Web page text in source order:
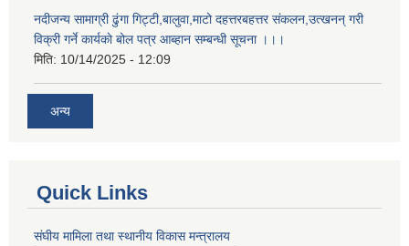
नदीजन्य सामाग्री ढुंगा गिट्टी,बालुवा,माटो दहत्तरबहत्तर संकलन,उत्खनन् गरी
विक्री गर्ने कार्यकाे बोल पत्र आब्हान सम्बन्धी सूचना ।।।
मिति: 10/14/2025 - 12:09
अन्य
Quick Links
संघीय मामिला तथा स्थानीय विकास मन्त्रालय